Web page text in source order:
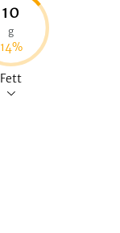
10
g
14%
Fett